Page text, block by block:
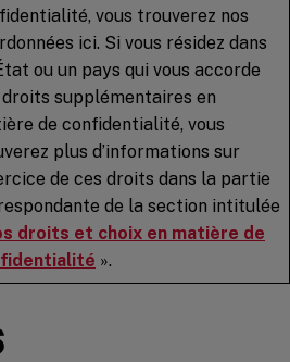
vous trouverez nos
ici. Si vous résidez dans
ou un pays qui vous accorde
droits supplémentaires en
de confidentialité, vous
plus d’informations sur
de ces droits dans la partie
de la section intitulée
droits et choix en matière de
».